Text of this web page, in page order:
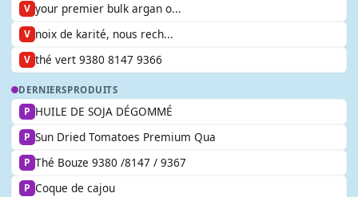
V your premier bulk argan o...
V noix de karité, nous rech...
V thé vert 9380 8147 9366
DERNIERSPRODUITS
P HUILE DE SOJA DÉGOMMÉ
P Sun Dried Tomatoes Premium Qua
P Thé Bouze 9380 /8147 / 9367
P Coque de cajou